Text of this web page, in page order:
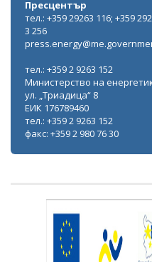
Пресцентър
тел.: +359 29263 116; +359
3 256
тел.: +359 2 9263 152
Министерство на
ул. „Триадица“ 8
ЕИК 176789460
тел.: +359 2 9263 152
факс: +359 2 980 76 30